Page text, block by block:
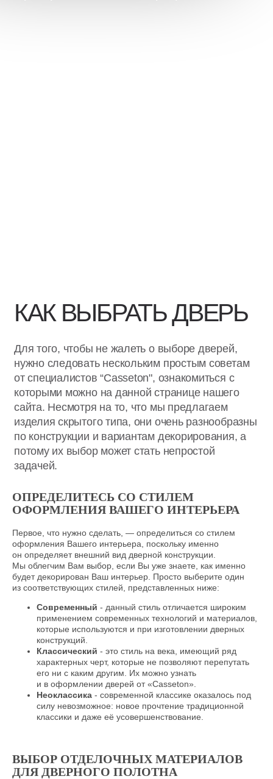
изделия скрытого типа, они очень разнообразны
по конструкции и вариантам декорирования, а
задачей.
ОПРЕДЕЛИТЕСЬ СО СТИЛЕМ
ОФОРМЛЕНИЯ ВАШЕГО ИНТЕРЬЕРА
Первое, что нужно сделать, — определиться со стилем
оформления Вашего интерьера, поскольку именно
он определяет внешний вид дверной конструкции.
Мы облегчим Вам выбор, если Вы уже знаете, как именно
будет декорирован Ваш интерьер. Просто выберите один
из соответствующих стилей, представленных ниже:
Современный - данный стиль отличается широким
применением современных технологий и материалов,
которые используются и при изготовлении дверных
конструкций.
Классический - это стиль на века, имеющий ряд
характерных черт, которые не позволяют перепутать
его ни с каким другим. Их можно узнать
и в оформлении дверей от «Casseton».
Неоклассика - современной классике оказалось под
силу невозможное: новое прочтение традиционной
классики и даже её усовершенствование.
ВЫБОР ОТДЕЛОЧНЫХ МАТЕРИАЛОВ
ДЛЯ ДВЕРНОГО ПОЛОТНА